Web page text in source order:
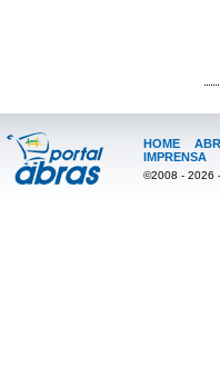
HOME
IMPRENSA
©2008 - 2026